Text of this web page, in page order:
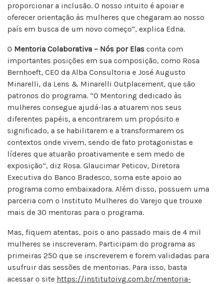
proporcionar a inclusão. O nosso intuito é apoiar e
oferecer orientação às mulheres que chegaram ao nosso
país em busca de um novo começo”, explica Edna.
O Mentoria Colaborativa – Nós por Elas conta com
importantes posições em sua composição, como Rosa
Bernhoeft, CEO da Alba Consultoria e José Augusto
Minarelli, da Lens & Minarelli Outplacement, que são
patronos do programa. “O Mentoring dedicado às
mulheres consegue ajudá-las a atuarem nos seus
diferentes papéis, a encontrarem um propósito e
significado, a se habilitarem e a transformarem os
contextos onde vivem, sendo de fato protagonistas e
líderes que atuarão proativamente e sem medo de
exposição”, diz Rosa. Glaucimar Peticov, Diretora
Executiva do Banco Bradesco, soma este apoio ao
programa como embaixadora. Além disso, possuem uma
parceria com o Instituto Mulheres do Varejo que trouxe
mais de 30 mentoras para o programa.
Mas, fiquem atentas, pois o ano passado mais de 4 mil
mulheres se inscreveram. Participam do programa as
primeiras 250 que se inscreverem e forem validadas para
usufruir das sessões de mentorias. Para isso, basta
acessar o site https://institutoivg.com.br/mentoria-